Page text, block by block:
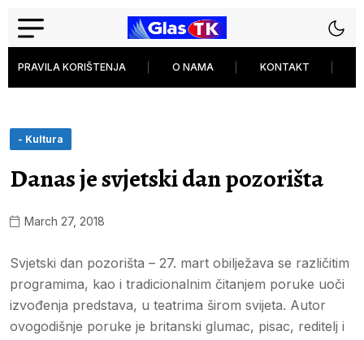
PRAVILA KORIŠTENJA O NAMA KONTAKT
- Kultura
Danas je svjetski dan pozorišta
March 27, 2018
Svjetski dan pozorišta – 27. mart obilježava se različitim
programima, kao i tradicionalnim čitanjem poruke uoči
izvođenja predstava, u teatrima širom svijeta. Autor
ovogodišnje poruke je britanski glumac, pisac, reditelj i